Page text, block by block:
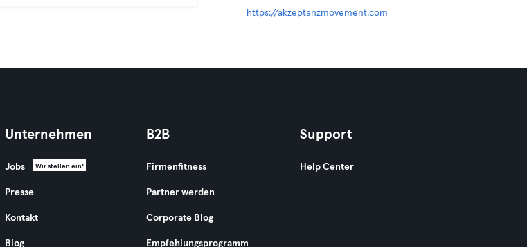
https://akzeptanzmovement.com
Unternehmen
Jobs Wir stellen ein!
Presse
Kontakt
Blog
B2B
Firmenfitness
Partner werden
Corporate Blog
Empfehlungsprogramm
Support
Help Center